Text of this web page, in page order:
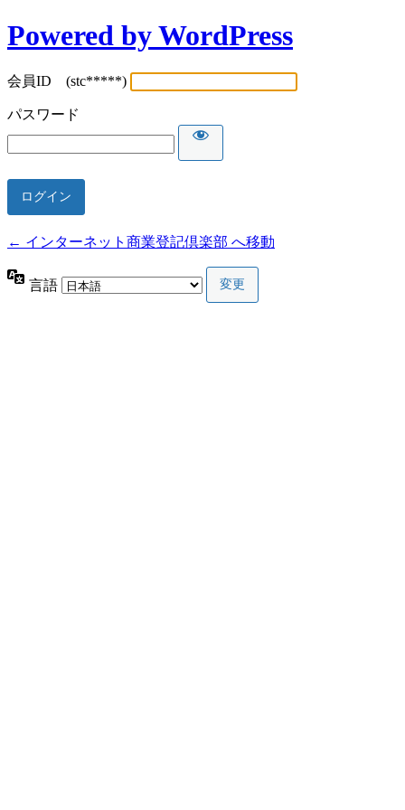
Powered by WordPress
会員ID (stc*****)
パスワード
← インターネット商業登記倶楽部 へ移動
言語